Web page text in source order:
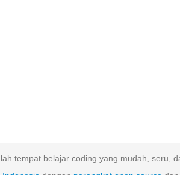
tempat belajar coding yang mudah, seru,